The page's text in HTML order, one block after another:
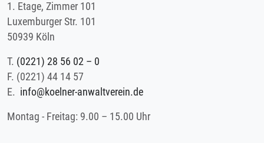
1. Etage, Zimmer 101
Luxemburger Str. 101
50939 Köln
T. (0221) 28 56 02 – 0
F. (0221) 44 14 57
E. info@koelner-anwaltverein.de
Montag - Freitag: 9.00 – 15.00 Uhr